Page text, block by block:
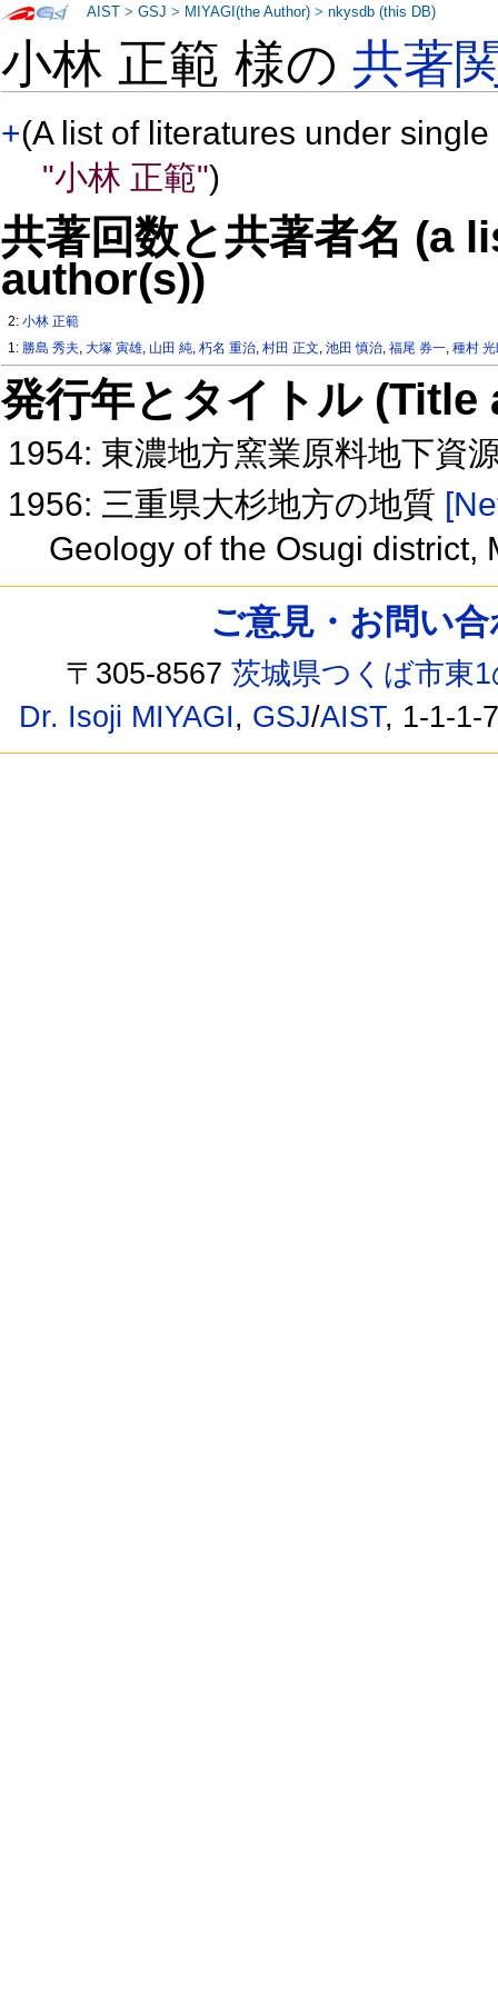
小林 正範 様の共著
+(A list of literatures under
"小林 正範")
共著回数と共著者名 (a
author(s))
2:小林 正範
1: 勝島 秀夫,大塚 寅雄, 山田 純,朽名 重治,村田 正文,池田 慎治,福尾 券一,種村
発行年とタイトル
1954: 東濃地方窯業原料地下資
1956: 三重県大杉地方の地質
Geology of the Osugi district,
AIST >GSJ > MIYAGI(the Author) >nkysdb (this DB)
ご意見・お問い
〒305-8567茨城県つくば市東
Dr. Isoji MIYAGI, GSJ/AIST, 1-1-1-